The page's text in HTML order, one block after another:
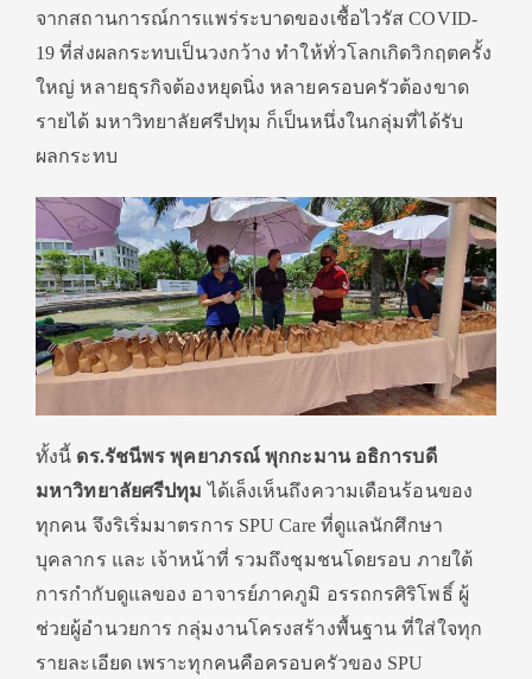
จากสถานการณ์การแพร่ระบาดของเชื้อไวรัส COVID-
19 ที่ส่งผลกระทบเป็นวงกว้าง ทำให้ทั่วโลกเกิดวิกฤตครั้ง
ใหญ่ หลายธุรกิจต้องหยุดนิ่ง หลายครอบครัวต้องขาด
รายได้ มหาวิทยาลัยศรีปทุม ก็เป็นหนึ่งในกลุ่มที่ได้รับ
ผลกระทบ
ทั้งนี้ ดร.รัชนีพร พุคยาภรณ์ พุกกะมาน อธิการบดี
มหาวิทยาลัยศรีปทุม ได้เล็งเห็นถึงความเดือนร้อนของ
ทุกคน จึงริเริ่มมาตรการ SPU Care ที่ดูแลนักศึกษา
บุคลากร และ เจ้าหน้าที่ รวมถึงชุมชนโดยรอบ ภายใต้
การกำกับดูแลของ อาจารย์ภาคภูมิ อรรถกรศิริโพธิ์ ผู้
ช่วยผู้อำนวยการ กลุ่มงานโครงสร้างพื้นฐาน ที่ใส่ใจทุก
รายละเอียด เพราะทุกคนคือครอบครัวของ SPU